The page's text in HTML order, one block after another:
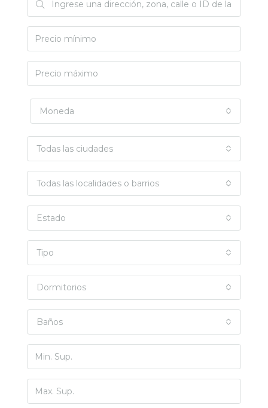
Moneda
Todas las ciudades
Todas las localidades o barrios
Estado
Tipo
Dormitorios
Baños